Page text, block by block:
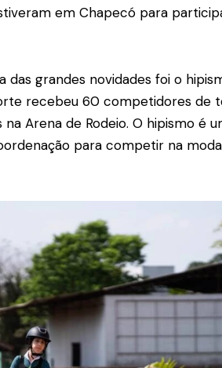
em Chapecó para
das grandes novidades foi o
recebeu 60 competidores de
Arena de Rodeio. O hipismo é
para competir na